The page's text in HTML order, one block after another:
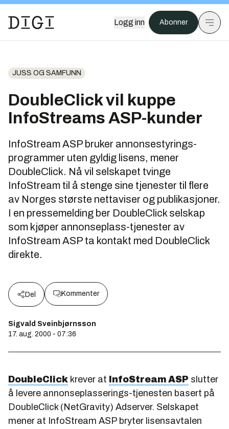
Logg inn Abonner
JUSS OG SAMFUNN
DoubleClick vil kuppe
InfoStreams ASP-kunder
InfoStream ASP bruker annonsestyrings-
programmer uten gyldig lisens, mener
DoubleClick. Nå vil selskapet tvinge
InfoStream til å stenge sine tjenester til flere
av Norges største nettaviser og publikasjoner.
I en pressemelding ber DoubleClick selskap
som kjøper annonseplass-tjenester av
InfoStream ASP ta kontakt med DoubleClick
direkte.
Del Kommenter
Sigvald Sveinbjørnsson
17. aug. 2000 - 07:36
DoubleClick krever at InfoStream ASP slutter
å levere annonseplasserings-tjenesten basert på
DoubleClick (NetGravity) Adserver. Selskapet
mener at InfoStream ASP bryter lisensavtalen